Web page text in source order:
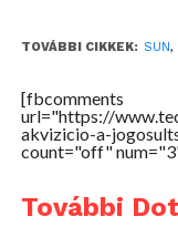
TOVÁBBI CIKKEK: SUN,
[fbcomments
url="https://
akvizicio-a-
count="off"
További